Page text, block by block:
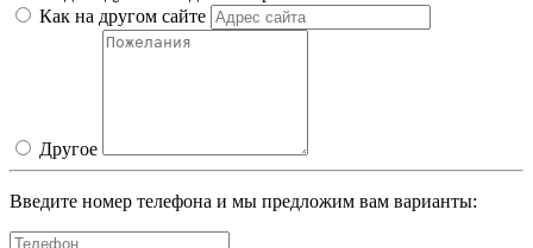
Как на другом сайте
Другое
Введите номер телефона и мы предложим вам варианты: